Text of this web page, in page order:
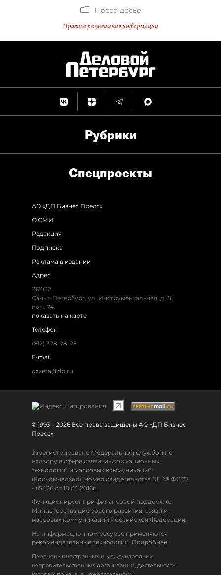
Пресс-досье
Правила размещения информации
Рубрики
Спец­проекты
АО «ДП Бизнес Пресс»
О СМИ
Редакция
Подписка
Реклама в издании
Адрес
197022,
Санкт-Петербург, ул. Инструментальная, д. 8,
пом. 74.
показать на карте
Телефон
(812) 328-28-28
E-mail
gazeta@dp.ru
© 1993 - 2026 Все права защищены АО «ДП Бизнес
Пресс»
Зарегистрировано Федеральной службой по
надзору в сфере связи, информационных
технологий и массовых коммуникаций
(Роскомнадзор), номер свидетельства ЭЛ № ФС 77
- 65426 от 18.04.2016г.
Функционирует при финансовой поддержке
Министерства цифрового развития, связи и
массовых коммуникаций Российской Федерации.
На информационном ресурсе применяются
рекомендательные технологии. Подробнее.
Перечень иностранных и международных
неправительственных организаций, деятельность